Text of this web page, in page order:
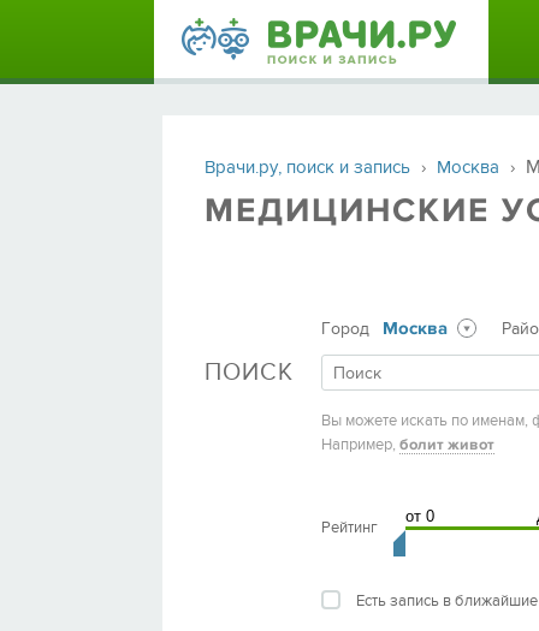
Врачи.ру, поиск и запись › Москва ›
МЕДИЦИНСКИЕ
Город Москва
ПОИСК
Вы можете искать по именам,
Например, болит живот
Рейтинг
Есть запись в